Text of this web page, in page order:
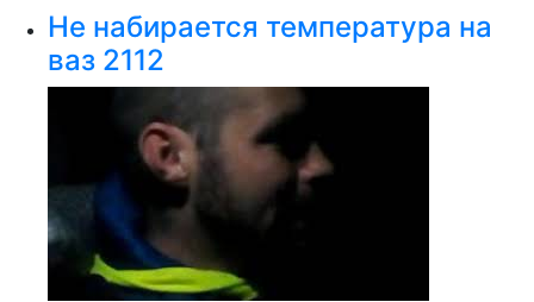
Не набирается температура на
ваз 2112